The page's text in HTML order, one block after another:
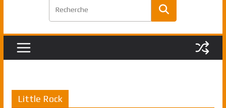
Pau Gasol dans l’histoire en 2002 :
premier européen sacré Rookie de
Rudy Gobert, deuxième Français élu
Little Rock